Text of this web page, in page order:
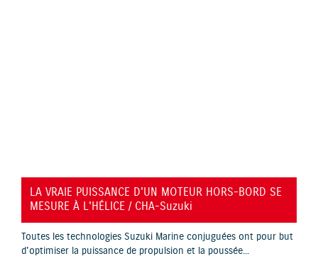
YouTube is disabled. Allow
LA VRAIE PUISSANCE D'UN MOTEUR HORS-BORD SE
MESURE À L'HÉLICE / CHA-Suzuki
Toutes les technologies Suzuki Marine conjuguées ont pour but
d'optimiser la puissance de propulsion et la poussée...